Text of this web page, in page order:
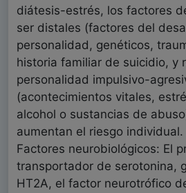
diátesis-estrés, los factores
ser distales (factores del
personalidad, genéticos,
historia familiar de suicidio, y
personalidad impulsivo-
(acontecimientos vitales,
alcohol o sustancias de
aumentan el riesgo individual.
Factores neurobiológicos: El
transportador de serotonina,
HT2A, el factor neurotrófico